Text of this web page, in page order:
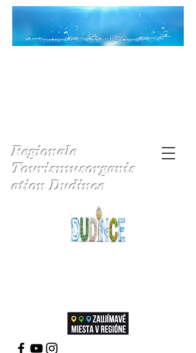
Regionale
Tourismusorganis
ation Dudince